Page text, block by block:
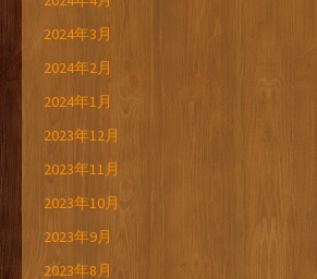
2024年3月
2024年2月
2024年1月
2023年12月
2023年11月
2023年10月
2023年9月
2023年8月